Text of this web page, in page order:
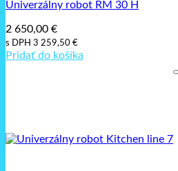
Univerzálny robot RM 30 H
2 650,00 €
s DPH 3 259,50 €
Pridať do košíka